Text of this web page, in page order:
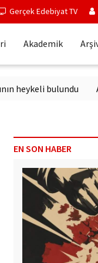
Gerçek Edebiyat TV
Akademik
bulundu
EN SON HABER